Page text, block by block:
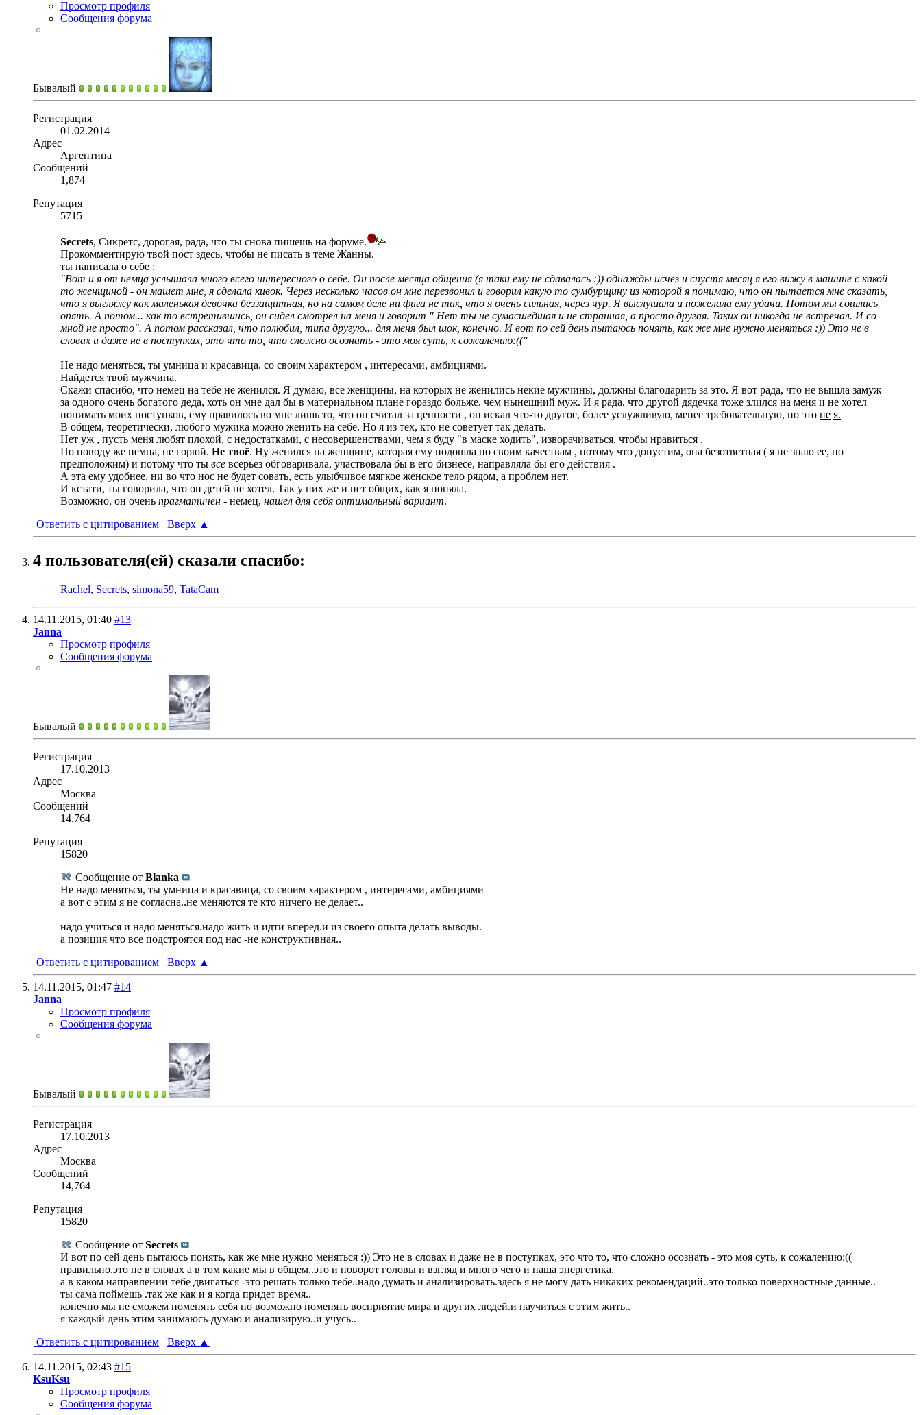
Просмотр профиля
Сообщения форума
Бывалый
Регистрация
01.02.2014
Адрес
Аргентина
Сообщений
1,874
Репутация
5715
Secrets, Сикретc, дорогая, рада, что ты снова пишешь на форуме.
Прокомментирую твой пост здесь, чтобы не писать в теме Жанны.
ты написала о себе :
"Вот и я от немца услышала много всего интересного о себе. Он после месяца общения (я таки ему не сдавалась :)) однажды исчез и спустя месяц я его вижу в машине с какой
то женщиной - он машет мне, я сделала кивок. Через несколько часов он мне перезвонил и говорил какую то сумбурщину из которой я понимаю, что он пытается мне сказать,
что я выгляжу как маленькая девочка беззащитная, но на самом деле ни фига не так, что я очень сильная, через чур. Я выслушала и пожелала ему удачи. Потом мы сошлись
опять. А потом... как то встретившись, он сидел смотрел на меня и говорит " Нет ты не сумасшедшая и не странная, а просто другая. Таких он никогда не встречал. И со
мной не просто". А потом рассказал, что полюбил, типа другую... для меня был шок, конечно. И вот по сей день пытаюсь понять, как же мне нужно меняться :)) Это не в
словах и даже не в поступках, это что то, что сложно осознать - это моя суть, к сожалению:(("
Не надо меняться, ты умница и красавица, со своим характером , интересами, амбициями.
Найдется твой мужчина.
Скажи спасибо, что немец на тебе не женился. Я думаю, все женщины, на которых не женились некие мужчины, должны благодарить за это. Я вот рада, что не вышла замуж
за одного очень богатого деда, хоть он мне дал бы в материальном плане гораздо больже, чем нынешний муж. И я рада, что другой дядечка тоже злился на меня и не хотел
понимать моих поступков, ему нравилось во мне лишь то, что он считал за ценности , он искал что-то другое, более услужливую, менее требовательную, но это не я.
В общем, теоретически, любого мужика можно женить на себе. Но я из тех, кто не советует так делать.
Нет уж , пусть меня любят плохой, с недостатками, с несовершенствами, чем я буду "в маске ходить", изворачиваться, чтобы нравиться .
По поводу же немца, не горюй. Не твоё. Ну женился на женщине, которая ему подошла по своим качествам , потому что допустим, она безответная ( я не знаю ее, но
предположим) и потому что ты все всерьез обговаривала, участвовала бы в его бизнесе, направляла бы его действия .
А эта ему удобнее, ни во что нос не будет совать, есть улыбчивое мягкое женское тело рядом, а проблем нет.
И кстати, ты говорила, что он детей не хотел. Так у них же и нет общих, как я поняла.
Возможно, он очень прагматичен - немец, нашел для себя оптимальный вариант.
Ответить с цитированием
Вверх ▲
4 пользователя(ей) сказали cпасибо:
Rachel, Secrets, simona59, TataCam
14.11.2015, 01:40 #13
Janna
Просмотр профиля
Сообщения форума
Бывалый
Регистрация
17.10.2013
Адрес
Москва
Сообщений
14,764
Репутация
15820
Сообщение от Blanka
Не надо меняться, ты умница и красавица, со своим характером , интересами, амбициями
а вот с этим я не согласна..не меняются те кто ничего не делает..
надо учиться и надо меняться.надо жить и идти вперед.и из своего опыта делать выводы.
а позиция что все подстроятся под нас -не конструктивная..
Ответить с цитированием
Вверх ▲
14.11.2015, 01:47 #14
Janna
Просмотр профиля
Сообщения форума
Бывалый
Регистрация
17.10.2013
Адрес
Москва
Сообщений
14,764
Репутация
15820
Сообщение от Secrets
И вот по сей день пытаюсь понять, как же мне нужно меняться :)) Это не в словах и даже не в поступках, это что то, что сложно осознать - это моя суть, к сожалению:((
правильно.это не в словах а в том какие мы в общем..это и поворот головы и взгляд и много чего и наша энергетика.
а в каком направлении тебе двигаться -это решать только тебе..надо думать и анализировать.здесь я не могу дать никаких рекомендаций..это только поверхностные данные..
ты сама поймешь .так же как и я когда придет время..
конечно мы не сможем поменять себя но возможно поменять восприятие мира и других людей.и научиться с этим жить..
я каждый день этим занимаюсь-думаю и анализирую..и учусь..
Ответить с цитированием
Вверх ▲
14.11.2015, 02:43 #15
KsuKsu
Просмотр профиля
Сообщения форума